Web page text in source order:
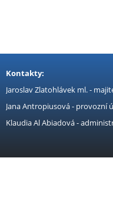
Kontakty:
Jaroslav Zlatohlávek ml. -
Jana Antropiusová - provozní
Klaudia Al Abiadová -